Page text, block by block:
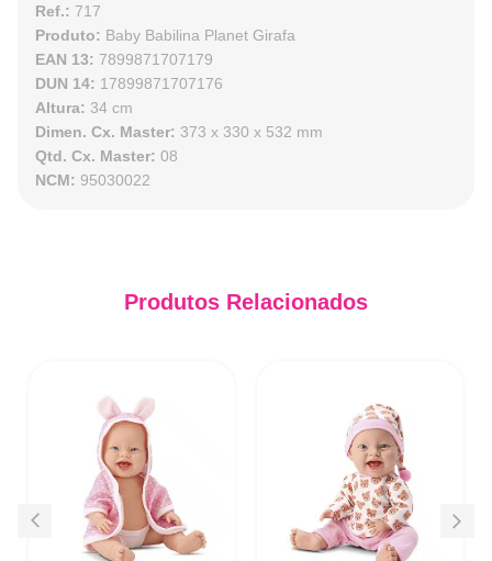
Ref.: 717
Produto: Baby Babilina Planet Girafa
EAN 13: 7899871707179
DUN 14: 17899871707176
Altura: 34 cm
Dimen. Cx. Master: 373 x 330 x 532 mm
Qtd. Cx. Master: 08
NCM: 95030022
Produtos Relacionados